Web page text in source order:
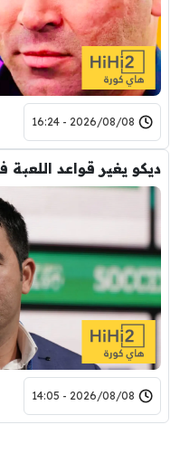
2026/08/08 - 16:24
ديكو يغير قواعد
2026/08/08 - 14:05